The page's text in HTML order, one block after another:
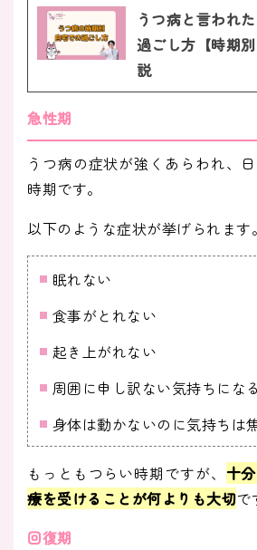
うつ病と言われ
過ごし方【時期
説
急性期
うつ病の症状が強くあらわれ、
時期です。
以下のような症状が挙げられます。
眠れない
食事がとれない
起き上がれない
周囲に申し訳ない気持ちになる
身体は動かないのに気持ちは
もっともつらい時期ですが、 十
療を受けることが何よりも大切で
回復期